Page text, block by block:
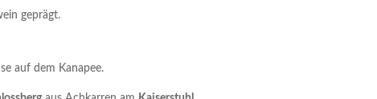
geprägt.
auf dem Kanapee.